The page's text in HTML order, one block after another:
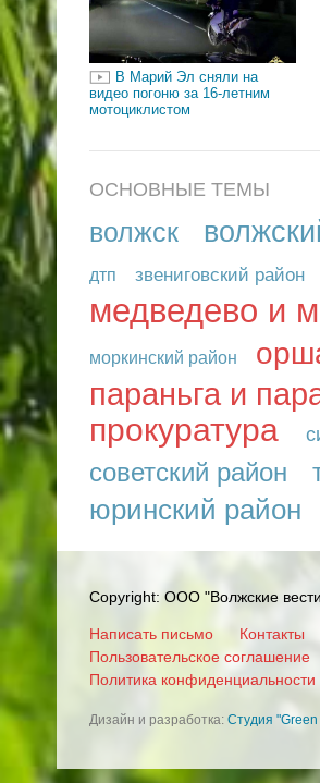
В Марий Эл сняли на
видео погоню за 16-летним
мотоциклистом
ОСНОВНЫЕ ТЕМЫ
волжск
дтп звениговский район
медведево и
моркинский район
параньга и
прокуратура
советский район
юринский район
Copyright: ООО "Волжские
Написать письмо
Контакты
Пользовательское соглашение
Политика конфиденциальности
Дизайн и разработка: Студия "Green